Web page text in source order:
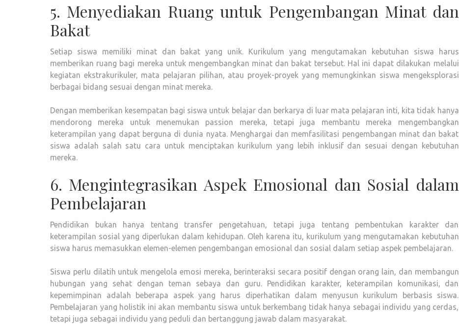
5. Menyediakan Ruang untuk Pengembangan Minat dan
Bakat
Setiap siswa memiliki minat dan bakat yang unik. Kurikulum yang mengutamakan kebutuhan siswa harus
memberikan ruang bagi mereka untuk mengembangkan minat dan bakat tersebut. Hal ini dapat dilakukan melalui
kegiatan ekstrakurikuler, mata pelajaran pilihan, atau proyek-proyek yang memungkinkan siswa mengeksplorasi
berbagai bidang sesuai dengan minat mereka.
Dengan memberikan kesempatan bagi siswa untuk belajar dan berkarya di luar mata pelajaran inti, kita tidak hanya
mendorong mereka untuk menemukan passion mereka, tetapi juga membantu mereka mengembangkan
keterampilan yang dapat berguna di dunia nyata. Menghargai dan memfasilitasi pengembangan minat dan bakat
siswa adalah salah satu cara untuk menciptakan kurikulum yang lebih inklusif dan sesuai dengan kebutuhan
mereka.
6. Mengintegrasikan Aspek Emosional dan Sosial dalam
Pembelajaran
Pendidikan bukan hanya tentang transfer pengetahuan, tetapi juga tentang pembentukan karakter dan
keterampilan sosial yang diperlukan dalam kehidupan. Oleh karena itu, kurikulum yang mengutamakan kebutuhan
siswa harus memasukkan elemen-elemen pengembangan emosional dan sosial dalam setiap aspek pembelajaran.
Siswa perlu dilatih untuk mengelola emosi mereka, berinteraksi secara positif dengan orang lain, dan membangun
hubungan yang sehat dengan teman sebaya dan guru. Pendidikan karakter, keterampilan komunikasi, dan
kepemimpinan adalah beberapa aspek yang harus diperhatikan dalam menyusun kurikulum berbasis siswa.
Pembelajaran yang holistik ini akan membantu siswa untuk berkembang tidak hanya sebagai individu yang cerdas,
tetapi juga sebagai individu yang peduli dan bertanggung jawab dalam masyarakat.